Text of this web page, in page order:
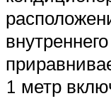
1 метр